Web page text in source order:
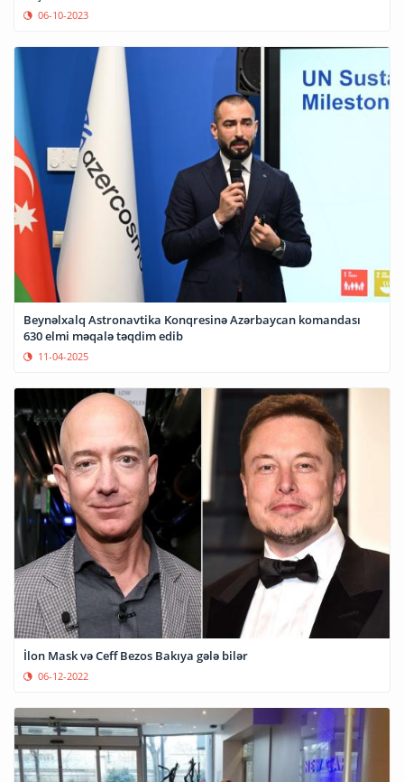
06-10-2023
Beynəlxalq Astronavtika Konqresinə Azərbaycan komandası
630 elmi məqalə təqdim edib
11-04-2025
İlon Mask və Ceff Bezos Bakıya gələ bilər
06-12-2022